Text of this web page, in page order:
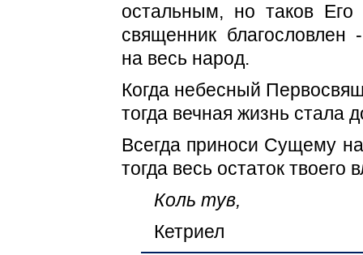
остальным, но таков Его
священник благословлен
на весь народ.
Когда небесный
тогда вечная жизнь стала
Всегда приноси Сущему
тогда весь остаток
Коль тув,
Кетриел